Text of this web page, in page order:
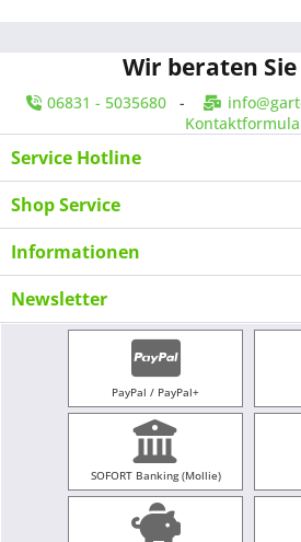
Wir beraten
06831 - 5035680-
Service Hotline
Shop Service
Informationen
Newsletter
PayPal / PayPal+
SOFORT Banking (Mollie)